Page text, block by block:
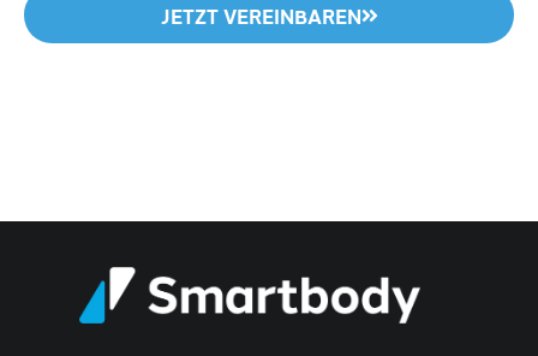
JETZT VEREINBAREN